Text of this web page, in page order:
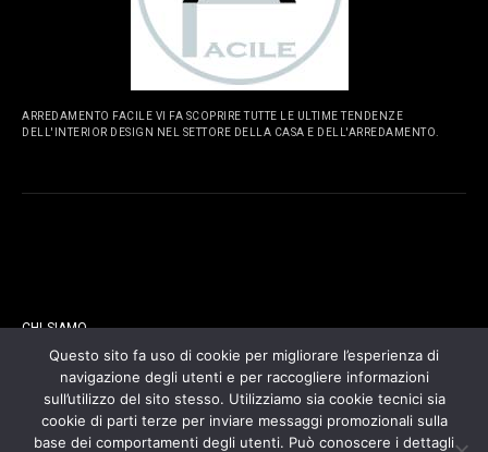
ARREDAMENTO FACILE VI FA SCOPRIRE TUTTE LE ULTIME TENDENZE
DELL'INTERIOR DESIGN NEL SETTORE DELLA CASA E DELL'ARREDAMENTO.
CHI SIAMO
CONTATTI
COOKIES POLICY
Questo sito fa uso di cookie per migliorare l’esperienza di
navigazione degli utenti e per raccogliere informazioni
sull’utilizzo del sito stesso. Utilizziamo sia cookie tecnici sia
cookie di parti terze per inviare messaggi promozionali sulla
base dei comportamenti degli utenti. Può conoscere i dettagli